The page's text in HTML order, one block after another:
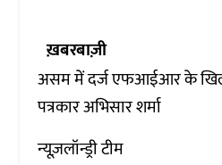
ख़बरबाज़ी
असम में दर्ज एफआईआर के
पत्रकार अभिसार शर्मा
न्यूज़लॉन्ड्री टीम